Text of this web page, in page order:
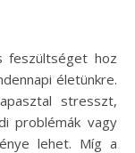
életünkre.
stresszt,
problémák vagy
lehet. Míg a